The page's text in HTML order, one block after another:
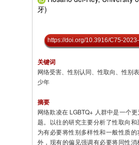
牙)
https://doi.org/10.3916/C75-
关键词
网络受害、性别认同、性取向、性别
少年
摘要
网络欺凌在 LGBTQ+ 人群中是一个
题。以往的研究主要分析了性取向和
为有必要将性别多样性和一般性质
外，现有的偏见强调有必要将同性